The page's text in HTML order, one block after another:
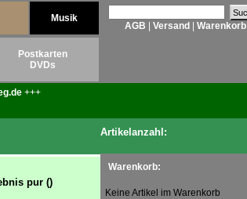
Musik
Postkarten
DVDs
AGB Versand Warenkorb
+++
pur ()
Artikelanzahl:
Warenkorb:
Keine Artikel im Warenkorb